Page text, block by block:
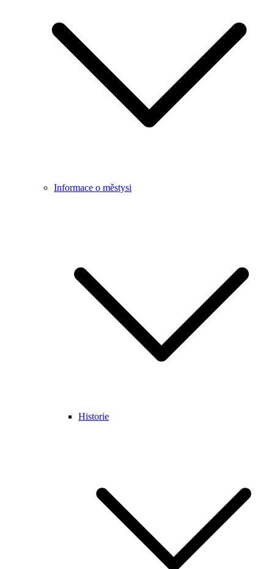
Informace o městysi
Historie